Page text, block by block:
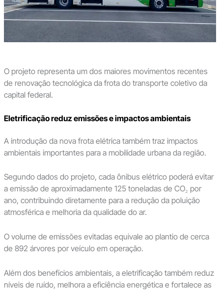
O projeto representa um dos maiores movimentos recentes
de renovação tecnológica da frota do transporte coletivo da
capital federal.
Eletrificação reduz emissões e impactos ambientais
A introdução da nova frota elétrica também traz impactos
ambientais importantes para a mobilidade urbana da região.
Segundo dados do projeto, cada ônibus elétrico poderá evitar
a emissão de aproximadamente 125 toneladas de CO₂ por
ano, contribuindo diretamente para a redução da poluição
atmosférica e melhoria da qualidade do ar.
O volume de emissões evitadas equivale ao plantio de cerca
de 892 árvores por veículo em operação.
Além dos benefícios ambientais, a eletrificação também reduz
níveis de ruído, melhora a eficiência energética e fortalece as